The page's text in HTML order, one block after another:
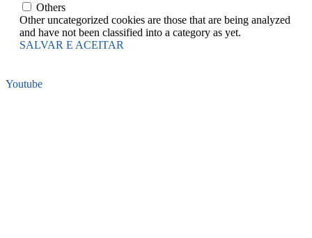
Others
Other uncategorized cookies are those that are being analyzed
and have not been classified into a category as yet.
SALVAR E ACEITAR
Youtube